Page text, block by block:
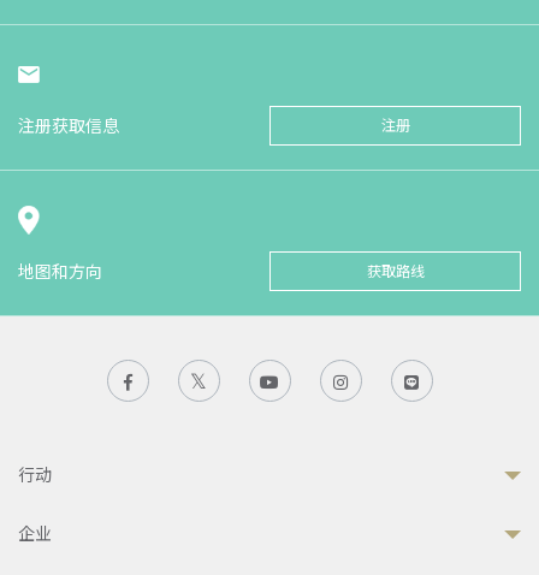
注册获取信息 注册
地图和方向 获取路线
行动
企业